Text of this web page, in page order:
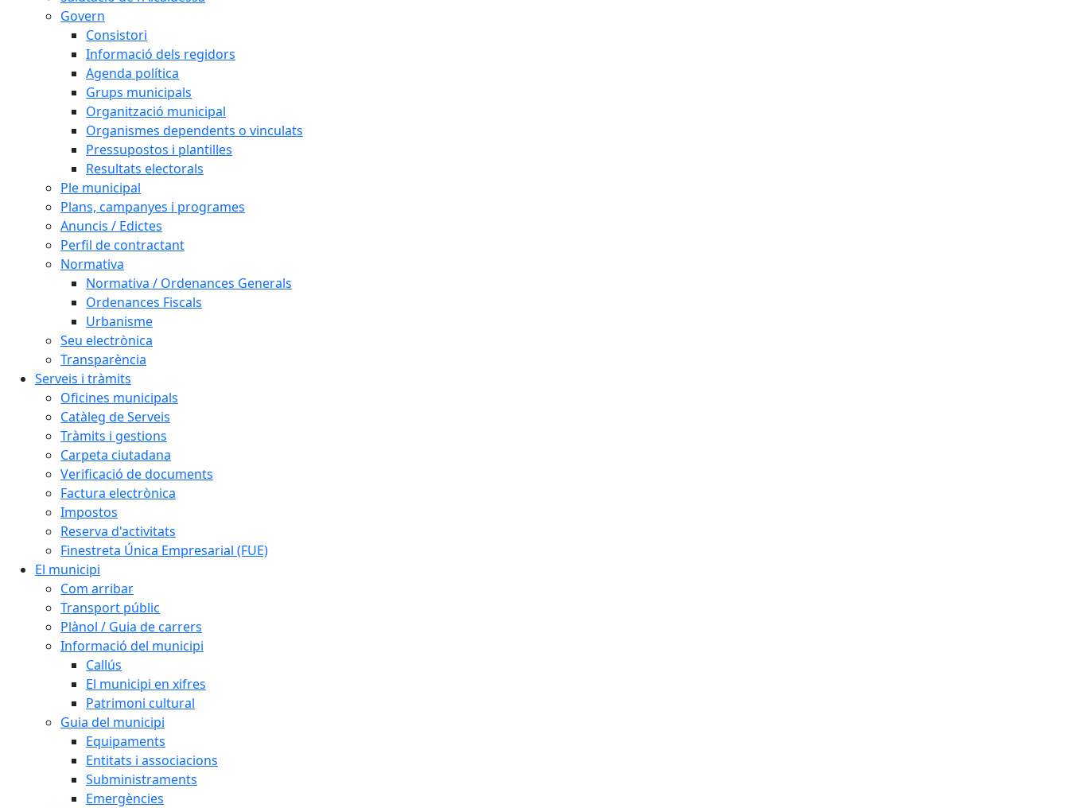
Govern
Consistori
Informació dels regidors
Agenda política
Grups municipals
Organització municipal
Organismes dependents o vinculats
Pressupostos i plantilles
Resultats electorals
Ple municipal
Plans, campanyes i programes
Anuncis / Edictes
Perfil de contractant
Normativa
Normativa / Ordenances Generals
Ordenances Fiscals
Urbanisme
Seu electrònica
Transparència
Serveis i tràmits
Oficines municipals
Catàleg de Serveis
Tràmits i gestions
Carpeta ciutadana
Verificació de documents
Factura electrònica
Impostos
Reserva d'activitats
Finestreta Única Empresarial (FUE)
El municipi
Com arribar
Transport públic
Plànol / Guia de carrers
Informació del municipi
Callús
El municipi en xifres
Patrimoni cultural
Guia del municipi
Equipaments
Entitats i associacions
Subministraments
Emergències